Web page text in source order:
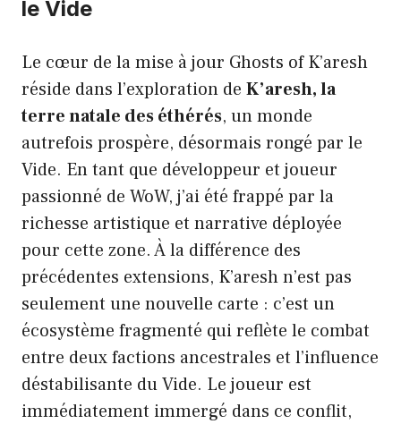
le Vide
Le cœur de la mise à jour Ghosts of K’aresh
réside dans l’exploration de K’aresh, la
terre natale des éthérés, un monde
autrefois prospère, désormais rongé par le
Vide. En tant que développeur et joueur
passionné de WoW, j’ai été frappé par la
richesse artistique et narrative déployée
pour cette zone. À la différence des
précédentes extensions, K’aresh n’est pas
seulement une nouvelle carte : c’est un
écosystème fragmenté qui reflète le combat
entre deux factions ancestrales et l’influence
déstabilisante du Vide. Le joueur est
immédiatement immergé dans ce conflit,